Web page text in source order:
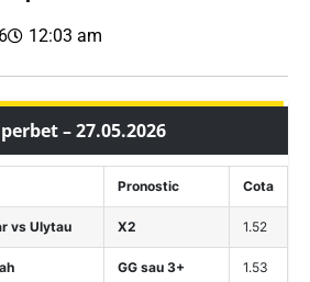
12:03 am
– 27.05.2026
Pronostic Cota
vs Ulytau X2 1.52
GG sau 3+ 1.53